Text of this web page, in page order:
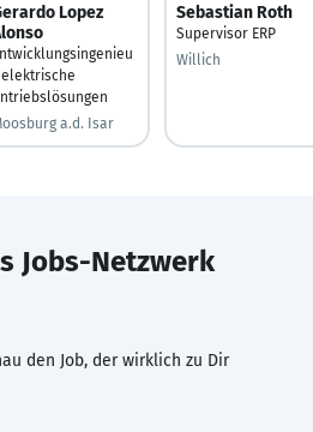
Lopez
a.d. Isar
Sebastian Roth
Supervisor ERP
Willich
Jobs-Netzwerk
den Job, der wirklich zu Dir